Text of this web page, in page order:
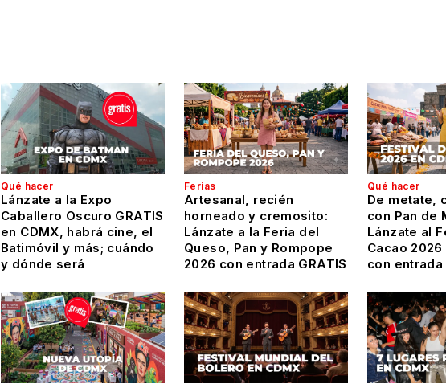
Qué hacer
Lánzate a la Expo
Caballero Oscuro GRATIS
en CDMX, habrá cine, el
Batimóvil y más; cuándo
y dónde será
Ferias
Artesanal, recién
horneado y cremosito:
Lánzate a la Feria del
Queso, Pan y Rompope
2026 con entrada GRATIS
Qué hacer
De metate,
con Pan de
Lánzate al
Cacao 2026
con entrada